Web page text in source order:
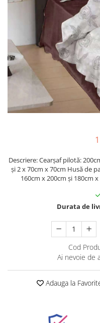
Metraje fețe de masă
Metraje impermeabile
Metraje simple
Metraje Sărbători/Iarnă
Muselină
Lenjerii de pat policoton
Lenjerii de pat finet 6 piese
Lenjerii de pat percale -
100%
Lenjerii de pat albe
Lenjerii de pat bumbac
Lenjerii de pat creponate -
bumbac 100%
Descriere: Cearșaf pilotă:
și 2 x 70cm x 70cm Husă de
160cm x 200cm și 180cm
Durata de
Cod
Ai nevoie de
Adauga la